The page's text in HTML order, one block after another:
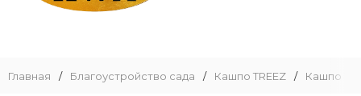
Главная / Благоустройство сада / Кашпо TREEZ / Кашпо